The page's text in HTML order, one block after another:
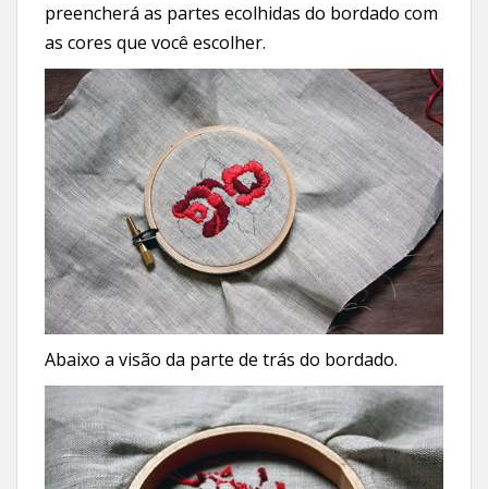
preencherá as partes ecolhidas do bordado com
as cores que você escolher.
Abaixo a visão da parte de trás do bordado.